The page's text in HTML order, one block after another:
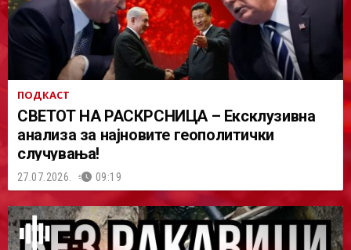
ПОДКАСТ
СВЕТОТ НА РАСКРСНИЦА – Ексклузивна
анализа за најновите геополитички
случувања!
27.07.2026. 09:19